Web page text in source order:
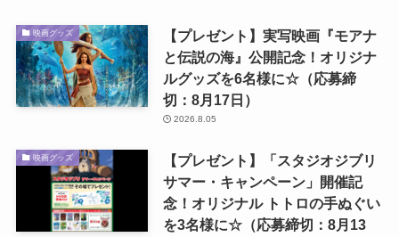
映画グッズ
【プレゼント】実写映画『モアナ
と伝説の海』公開記念！オリジナ
ルグッズを6名様に☆（応募締
切：8月17日）
2026.8.05
映画グッズ
【プレゼント】「スタジオジブリ
サマー・キャンペーン」開催記
念！オリジナル トトロの手ぬぐい
を3名様に☆（応募締切：8月13